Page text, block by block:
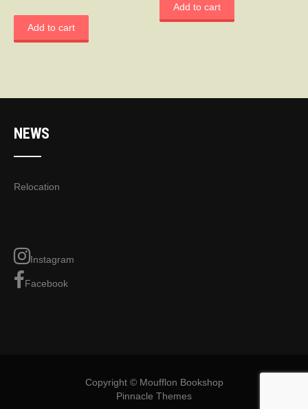
Add to cart
Add to cart
NEWS
Relocation
Instagram
Facebook
Copyright © Moufflon Bookshop
Pinnacle Themes